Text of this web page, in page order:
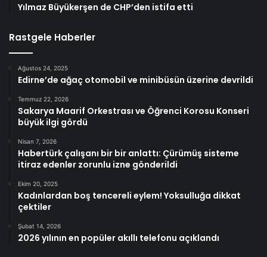
Yılmaz Büyükerşen de CHP’den istifa etti
Rastgele Haberler
Ağustos 24, 2025
Edirne’de ağaç otomobil ve minibüsün üzerine devrildi
Temmuz 22, 2026
Sakarya Maarif Orkestrası ve Öğrenci Korosu Konseri
büyük ilgi gördü
Nisan 7, 2026
Habertürk çalışanı bir bir anlattı: Çürümüş sisteme
itiraz edenler zorunlu izne gönderildi
Ekim 20, 2025
Kadınlardan boş tencereli eylem! Yoksulluğa dikkat
çektiler
Şubat 14, 2026
2026 yılının en popüler akıllı telefonu açıklandı